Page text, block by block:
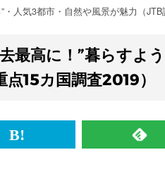
人気3都市・自然や風景が魅力（JTB
最高に！”暮らすよ
15カ国調査2019）
は